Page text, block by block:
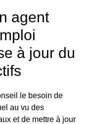
agent
à jour du
le besoin de
au vu des
et de mettre à jour